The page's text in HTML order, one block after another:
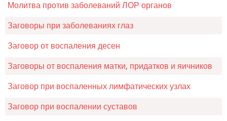
Молитва против заболеваний ЛОР органов
Заговоры при заболеваниях глаз
Заговор от воспаления десен
Заговоры от воспаления матки, придатков и яичников
Заговор при воспаленных лимфатических узлах
Заговор при воспалении суставов